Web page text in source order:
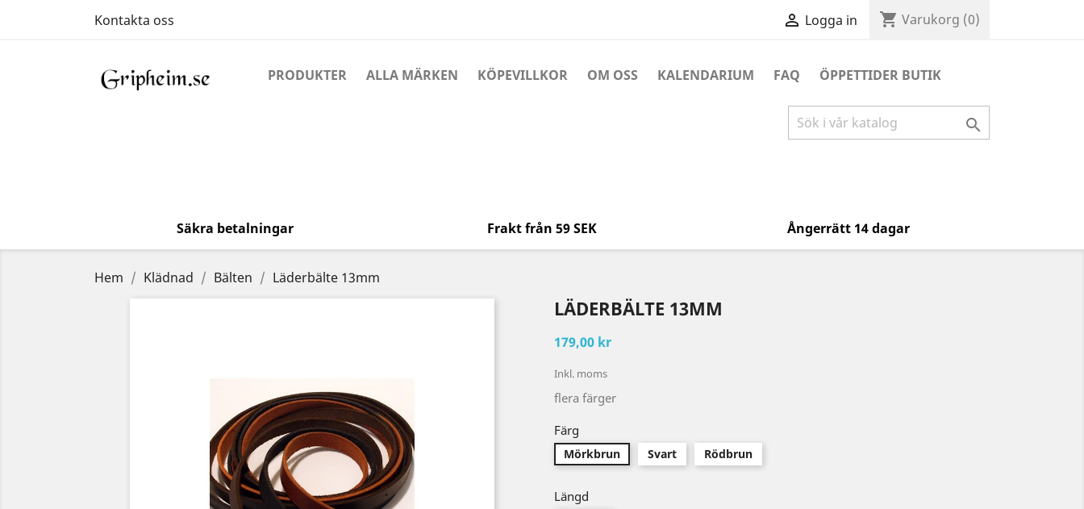
Kontakta oss  Logga in shopping_cart Varukorg (0)
PRODUKTER ALLA MÄRKEN KÖPEVILLKOR OM OSS KALENDARIUM FAQ ÖPPETTIDER BUTIK

Säkra betalningar Frakt från 59 SEK Ångerrätt 14 dagar
Hem Klädnad Bälten Läderbälte 13mm
LÄDERBÄLTE 13MM
179,00 kr
Inkl. moms
flera färger
Färg
Mörkbrun Svart Rödbrun
Längd